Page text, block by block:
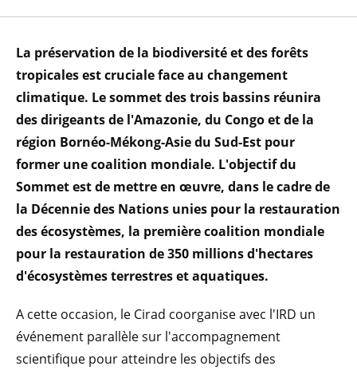
La préservation de la biodiversité et des forêts
tropicales est cruciale face au changement
climatique. Le sommet des trois bassins réunira
des dirigeants de l'Amazonie, du Congo et de la
région Bornéo-Mékong-Asie du Sud-Est pour
former une coalition mondiale. L'objectif du
Sommet est de mettre en œuvre, dans le cadre de
la Décennie des Nations unies pour la restauration
des écosystèmes, la première coalition mondiale
pour la restauration de 350 millions d'hectares
d'écosystèmes terrestres et aquatiques.
A cette occasion, le Cirad coorganise avec l'IRD un
événement parallèle sur l'accompagnement
scientifique pour atteindre les objectifs des